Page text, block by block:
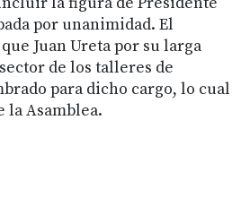
por unanimidad. El
Juan Ureta por su larga
de los talleres de
para dicho cargo, lo cual
la Asamblea.